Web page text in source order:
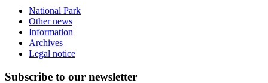
National Park
Other news
Information
Archives
Legal notice
Subscribe to our newsletter